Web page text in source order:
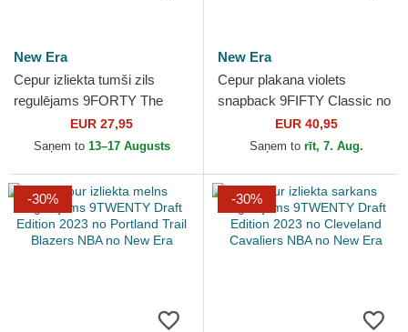
New Era
Cepur izliekta tumši zils
regulējams 9FORTY The
League no Los Angeles
Clippers NBA no New Era
EUR 27,95
Saņem to 13–17 Augusts
New Era
Cepur plakana violets
snapback 9FIFTY Classic no
Toronto Raptors NBA no New
EUR 40,95
Saņem to rīt, 7. Aug.
-30% -30%